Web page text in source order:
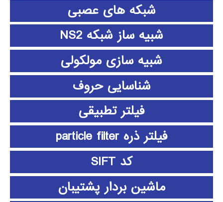
شبکه های عصبی
شبیه ساز شبکه NS2
شبیه سازی مولکولی
شناسایی حروف
فیلتر تطبیقی
فیلتر ذره particle filter
کد SIFT
ماشین بردار پشتیبان